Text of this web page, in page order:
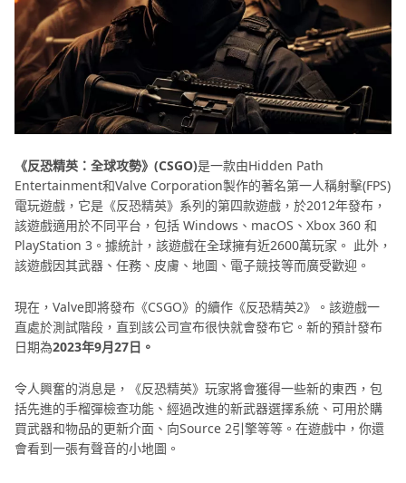
《反恐精英：全球攻勢》(CSGO)是一款由Hidden Path
Entertainment和Valve Corporation製作的著名第一人稱射擊(FPS)
電玩遊戲，它是《反恐精英》系列的第四款遊戲，於2012年發布，
該遊戲適用於不同平台，包括 Windows、macOS、Xbox 360 和
PlayStation 3。據統計，該遊戲在全球擁有近2600萬玩家。 此外，
該遊戲因其武器、任務、皮膚、地圖、電子競技等而廣受歡迎。
現在，Valve即將發布《CSGO》的續作《反恐精英2》。該遊戲一
直處於測試階段，直到該公司宣布很快就會發布它。新的預計發布
日期為2023年9月27日。
令人興奮的消息是，《反恐精英》玩家將會獲得一些新的東西，包
括先進的手榴彈檢查功能、經過改進的新武器選擇系統、可用於購
買武器和物品的更新介面、向Source 2引擎等等。在遊戲中，你還
會看到一張有聲音的小地圖。